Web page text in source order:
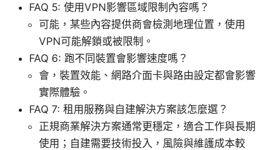
FAQ 5: 使用VPN影響區域限制內容嗎？
可能，某些內容提供商會檢測地理位置，使用
VPN可能解鎖或被限制。
FAQ 6: 跑不同裝置會影響速度嗎？
會，裝置效能、網路介面卡與路由設定都會影響
實際體驗。
FAQ 7: 租用服務與自建解決方案該怎麼選？
正規商業解決方案通常更穩定，適合工作與長期
使用；自建需要技術投入，風險與維護成本較